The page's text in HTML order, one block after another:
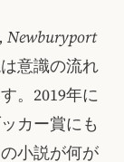
Newburyport
意識の流れ
。2019年に
カー賞にも
小説が何が